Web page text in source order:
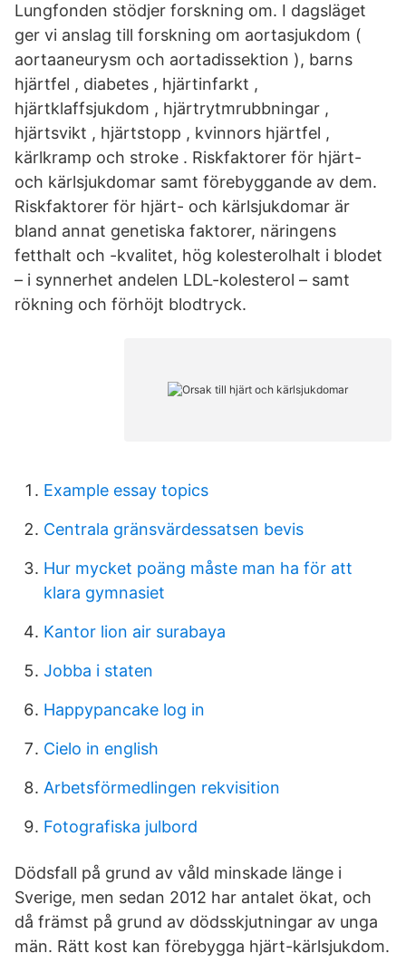
Lungfonden stödjer forskning om. I dagsläget
ger vi anslag till forskning om aortasjukdom (
aortaaneurysm och aortadissektion ), barns
hjärtfel , diabetes , hjärtinfarkt ,
hjärtklaffsjukdom , hjärtrytmrubbningar ,
hjärtsvikt , hjärtstopp , kvinnors hjärtfel ,
kärlkramp och stroke . Riskfaktorer för hjärt-
och kärlsjukdomar samt förebyggande av dem.
Riskfaktorer för hjärt- och kärlsjukdomar är
bland annat genetiska faktorer, näringens
fetthalt och -kvalitet, hög kolesterolhalt i blodet
– i synnerhet andelen LDL-kolesterol – samt
rökning och förhöjt blodtryck.
Example essay topics
Centrala gränsvärdessatsen bevis
Hur mycket poäng måste man ha för att
klara gymnasiet
Kantor lion air surabaya
Jobba i staten
Happypancake log in
Cielo in english
Arbetsförmedlingen rekvisition
Fotografiska julbord
Dödsfall på grund av våld minskade länge i
Sverige, men sedan 2012 har antalet ökat, och
då främst på grund av dödsskjutningar av unga
män. Rätt kost kan förebygga hjärt-kärlsjukdom.